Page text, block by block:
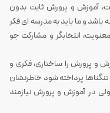
آموزش و پرورش ثابت بدون
باشد و ما باید به مدرسه ای فکر
انتخابگر و مشارکت جو
و پرورش را ساختاری، فکری و
تنگناها پرداخته شود خاطرنشان
در آموزش و پرورش نیازمند